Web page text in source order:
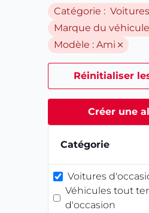
Catégorie :
Marque du
Modèle : Ami
Réinitialiser
Créer une
Catégorie
Voitures
Véhicules tout
d'occasion